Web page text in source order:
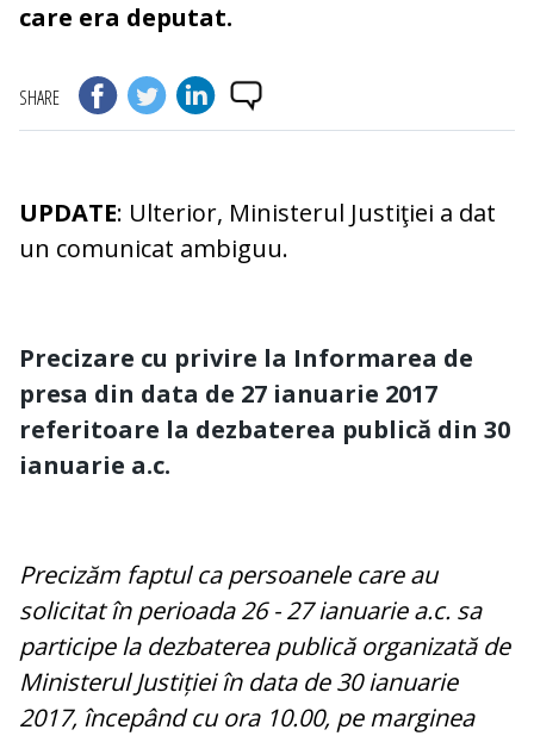
care era deputat.
SHARE
UPDATE: Ulterior, Ministerul Justiţiei a dat
un comunicat ambiguu.
Precizare cu privire la Informarea de
presa din data de 27 ianuarie 2017
referitoare la dezbaterea publică din 30
ianuarie a.c.
Precizăm faptul ca persoanele care au
solicitat în perioada 26 - 27 ianuarie a.c. sa
participe la dezbaterea publică organizată de
Ministerul Justiției în data de 30 ianuarie
2017, începând cu ora 10.00, pe marginea